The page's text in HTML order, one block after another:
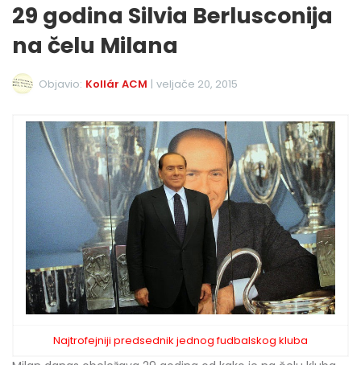
29 godina Silvia Berlusconija
na čelu Milana
Objavio: Kollár ACM | veljače 20, 2015
Najtrofejniji predsednik jednog fudbalskog kluba